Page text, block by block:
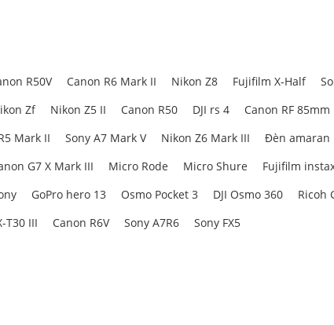
R50V Canon R6 Mark II Nikon Z8 Fujifilm X-Half
Zf Nikon Z5 II Canon R50 DJI rs 4 Canon RF 85mm
Mark II Sony A7 Mark V Nikon Z6 Mark III Đèn amaran
G7 X Mark III Micro Rode Micro Shure Fujifilm
GoPro hero 13 Osmo Pocket 3 DJI Osmo 360 Ricoh
T30 III Canon R6V Sony A7R6 Sony FX5